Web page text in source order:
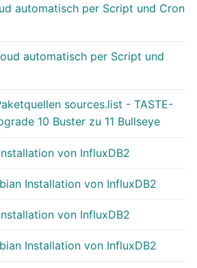
automatisch per Script und Cron
automatisch per Script und
sources.list - TASTE-
10 Buster zu 11 Bullseye
von InfluxDB2
Installation von InfluxDB2
von InfluxDB2
Installation von InfluxDB2